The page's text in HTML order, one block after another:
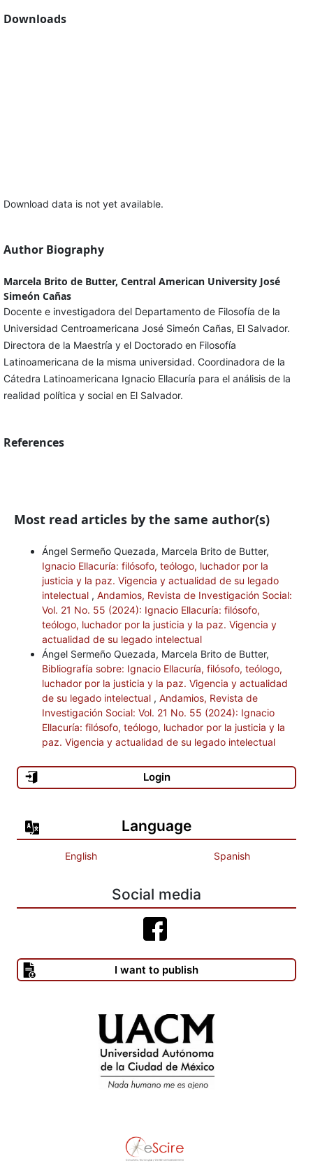
Downloads
Download data is not yet available.
Author Biography
Marcela Brito de Butter, Central American University José
Simeón Cañas
Docente e investigadora del Departamento de Filosofía de la
Universidad Centroamericana José Simeón Cañas, El Salvador.
Directora de la Maestría y el Doctorado en Filosofía
Latinoamericana de la misma universidad. Coordinadora de la
Cátedra Latinoamericana Ignacio Ellacuría para el análisis de la
realidad política y social en El Salvador.
References
Most read articles by the same author(s)
Ángel Sermeño Quezada, Marcela Brito de Butter,
Ignacio Ellacuría: filósofo, teólogo, luchador por la
justicia y la paz. Vigencia y actualidad de su legado
intelectual , Andamios, Revista de Investigación Social:
Vol. 21 No. 55 (2024): Ignacio Ellacuría: filósofo,
teólogo, luchador por la justicia y la paz. Vigencia y
actualidad de su legado intelectual
Ángel Sermeño Quezada, Marcela Brito de Butter,
Bibliografía sobre: Ignacio Ellacuría, filósofo, teólogo,
luchador por la justicia y la paz. Vigencia y actualidad
de su legado intelectual , Andamios, Revista de
Investigación Social: Vol. 21 No. 55 (2024): Ignacio
Ellacuría: filósofo, teólogo, luchador por la justicia y la
paz. Vigencia y actualidad de su legado intelectual
Login
Language
English Spanish
Social media
I want to publish